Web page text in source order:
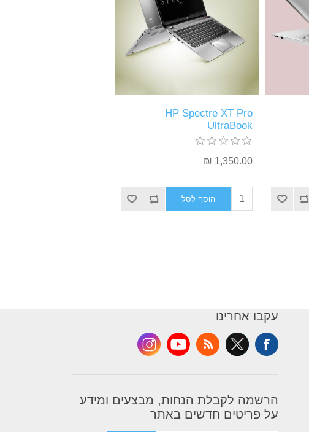
HP Spectre XT Pro
UltraBook
1,350.00 ₪
הוסף לסל
עקבו אחרינו
הרשמה לקבלת הנחות, מבצעים ומידע
על פריטים חדשים באתר